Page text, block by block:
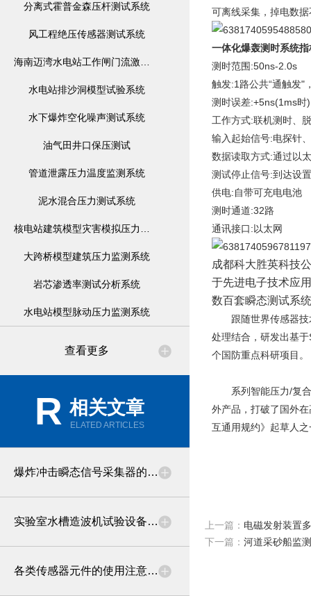
分离式霍普金森压杆测试系统
风工程绝压传感器测试系统
水电站排沙洞模型试验系统
水下爆炸空化噪声测试系统
油气田井口保压测试
管道泄露压力温度监测系统
泥水混合压力测试系统
大跨桥模型建筑压力监测系统
岩芯渗透率测试分析系统
水电站模型脉动压力监测系统
查看更多
R 相关文章
ELATED ARTICLES
爆炸冲击瞬态信号采集器的介绍
实验室水槽造波机试验设备的介绍
各类传感器元件的使用注意事项
可离线采集，掉电数
一体化爆轰测时系统指
测时范围:50ns-2.0s
触发:1路公共“通触发"
测时误差:+5ns(1ms时)
工作方式:联机测时、
输入起始信号:电探针
数据读取方式:通过以
测试停止信号:到达设
供电:自带可充电电池
测时通道:32路
通讯接口:以太网
成都科大胜英科技
于先进电子技术应
数百套瞬态测试系
跟随世界传感器技术
处理结合，研发出基
个国防重点科研项目。
系列智能压力/复合
外产品，打破了国外
互通用规约》起草人之
上一篇： 电磁发射装置
下一篇： 河道采砂船监